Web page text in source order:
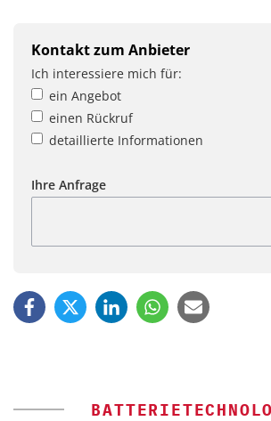
Kontakt zum Anbieter
Ich interessiere mich für:
ein Angebot
einen Rückruf
detaillierte Informationen
Ihre Anfrage